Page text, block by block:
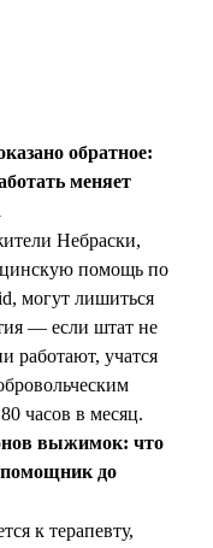
обратное:
меняет
Небраски,
помощь по
могут лишиться
— если штат не
работают, учатся
часов в месяц.
выжимок: что
помощник до
к терапевту,